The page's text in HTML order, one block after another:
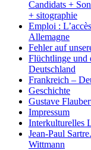
Candidats +
+ sitographie
Emploi :
Allemagne
Fehler auf
Flüchtlinge und
Deutschland
Frankreich –
Geschichte
Gustave
Impressum
Interkulturelles
Jean-Paul
Wittmann